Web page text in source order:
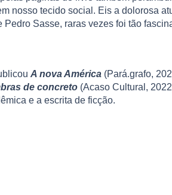
nosso tecido social. Eis a dolorosa
Sasse, raras vezes foi tão
A nova América (Pará.grafo,
de concreto (Acaso Cultural,
e a escrita de ficção.